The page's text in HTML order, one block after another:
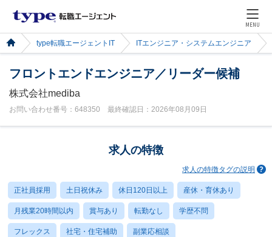
MENU
type転職エージェントIT ITエンジニア・システムエンジニア
フロントエンドエンジニア／リーダー候補
株式会社mediba
お問い合わせ番号：648350 最終確認日：2026年08月09日
求人の特徴
求人の特徴タグの説明
正社員採用 土日祝休み 休日120日以上 産休・育休あり
月残業20時間以内 賞与あり 転勤なし 学歴不問
フレックス 社宅・住宅補助 副業応相談